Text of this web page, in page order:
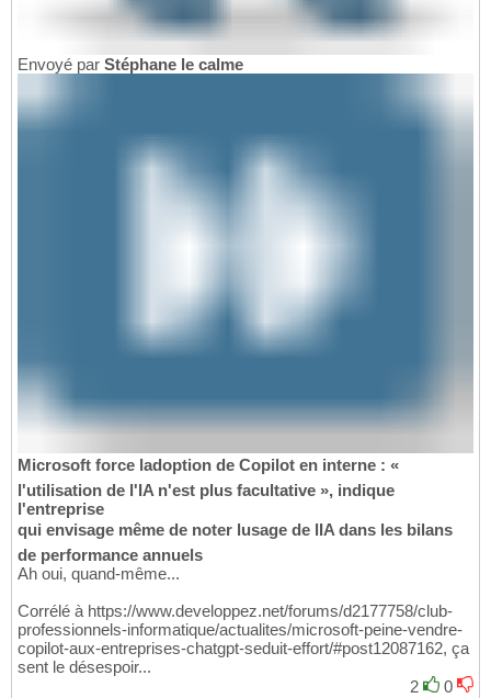
Envoyé par Stéphane le calme
Microsoft force ladoption de Copilot en interne : «
l'utilisation de l'IA n'est plus facultative », indique
l'entreprise
qui envisage même de noter lusage de lIA dans les bilans
de performance annuels
Ah oui, quand-même...
Corrélé à https://www.developpez.net/forums/d2177758/club-
professionnels-informatique/actualites/microsoft-peine-vendre-
copilot-aux-entreprises-chatgpt-seduit-effort/#post12087162, ça
sent le désespoir...
2
0